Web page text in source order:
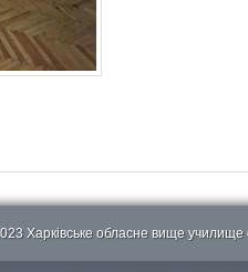
Харківське обласне вище училище